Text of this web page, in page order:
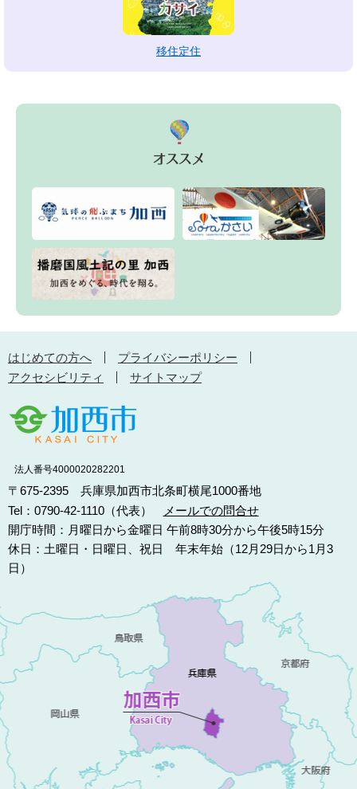
移住定住
はじめての方へ
プライバシーポリシー
アクセシビリティ
サイトマップ
法人番号4000020282201
〒675-2395 兵庫県加西市北条町横尾1000番地
Tel：0790-42-1110（代表）
メールでの問合せ
開庁時間：月曜日から金曜日 午前8時30分から午後5時15分
休日：土曜日・日曜日、祝日 年末年始（12月29日から1月3
日）